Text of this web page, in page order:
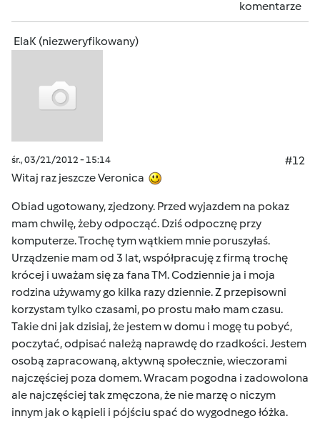
komentarze
ElaK (niezweryfikowany)
śr., 03/21/2012 - 15:14
#12
Witaj raz jeszcze Veronica
Obiad ugotowany, zjedzony. Przed wyjazdem na pokaz
mam chwilę, żeby odpocząć. Dziś odpocznę przy
komputerze. Trochę tym wątkiem mnie poruszyłaś.
Urządzenie mam od 3 lat, współpracuję z firmą trochę
krócej i uważam się za fana TM. Codziennie ja i moja
rodzina używamy go kilka razy dziennie. Z przepisowni
korzystam tylko czasami, po prostu mało mam czasu.
Takie dni jak dzisiaj, że jestem w domu i mogę tu pobyć,
poczytać, odpisać należą naprawdę do rzadkości. Jestem
osobą zapracowaną, aktywną społecznie, wieczorami
najczęściej poza domem. Wracam pogodna i zadowolona
ale najczęściej tak zmęczona, że nie marzę o niczym
innym jak o kąpieli i pójściu spać do wygodnego łóżka.